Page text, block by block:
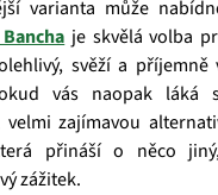
varianta může
je skvělá volba
svěží a příjemně
vás naopak láká
velmi zajímavou
přináší o něco
zážitek.